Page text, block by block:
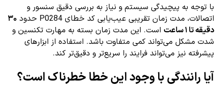
با توجه به پیچیدگی سیستم و نیاز به بررسی دقیق سنسور و
اتصالات، مدت زمان تقریبی عیب‌یابی کد خطای P0284 حدود
۳۰
دقیقه تا ۱ ساعت
است. این مدت زمان بسته به مهارت تکنسین و
شدت مشکل می‌تواند کمی متفاوت باشد. استفاده از ابزارهای
پیشرفته نیز می‌تواند فرایند را سریع‌تر و دقیق‌تر کند.
آیا رانندگی با وجود این خطا خطرناک است؟